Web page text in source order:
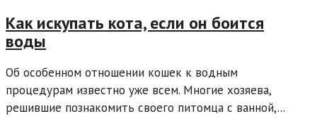
Как искупать кота, если он боится
воды
Об особенном отношении кошек к водным
процедурам известно уже всем. Многие хозяева,
решившие познакомить своего питомца с ванной,...